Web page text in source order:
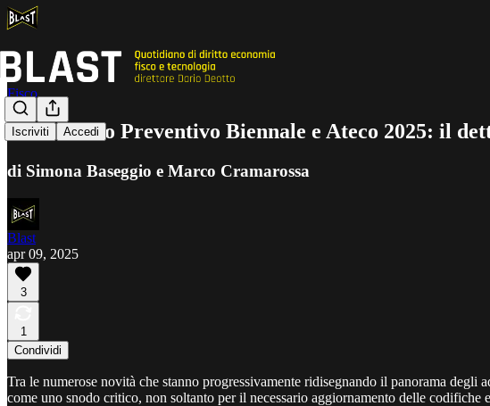
Iscriviti Accedi
Fisco
Concordato Preventivo Biennale e Ateco 2025: il
di Simona Baseggio e Marco Cramarossa
Blast
apr 09, 2025
3
1
Condividi
Tra le numerose novità che stanno progressivamente ridisegnando il panorama
come uno snodo critico, non soltanto per il necessario aggiornamento delle